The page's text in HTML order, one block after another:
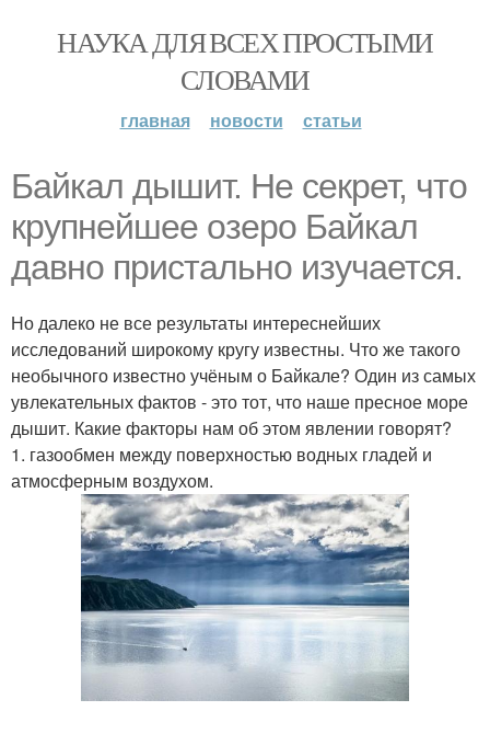
НАУКА ДЛЯ ВСЕХ ПРОСТЫМИ
СЛОВАМИ
главная новости статьи
Байкал дышит. Не секрет, что
крупнейшее озеро Байкал
давно пристально изучается.
Но далеко не все результаты интереснейших
исследований широкому кругу известны. Что же такого
необычного известно учёным о Байкале? Один из самых
увлекательных фактов - это тот, что наше пресное море
дышит. Какие факторы нам об этом явлении говорят?
1. газообмен между поверхностью водных гладей и
атмосферным воздухом.